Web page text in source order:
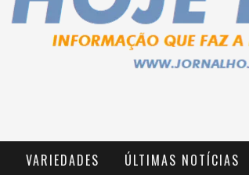
VARIEDADES ÚLTIMAS NOTÍCIAS